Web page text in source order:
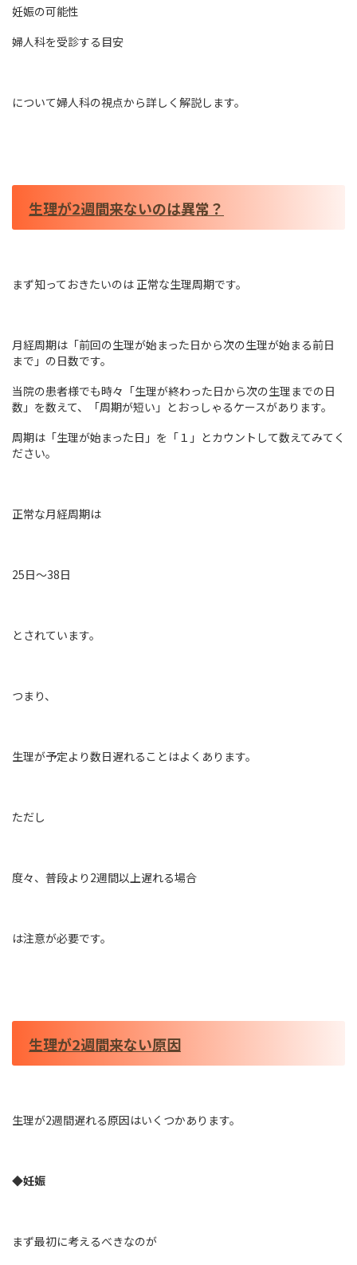
妊娠の可能性
婦人科を受診する目安
について婦人科の視点から詳しく解説します。
生理が2週間来ないのは異常？
まず知っておきたいのは 正常な生理周期です。
月経周期は「前回の生理が始まった日から次の生理が始まる前日
まで」の日数です。
当院の患者様でも時々「生理が終わった日から次の生理までの日
数」を数えて、「周期が短い」とおっしゃるケースがあります。
周期は「生理が始まった日」を「１」とカウントして数えてみてく
ださい。
正常な月経周期は
25日〜38日
とされています。
つまり、
生理が予定より数日遅れることはよくあります。
ただし
度々、普段より2週間以上遅れる場合
は注意が必要です。
生理が2週間来ない原因
生理が2週間遅れる原因はいくつかあります。
◆妊娠
まず最初に考えるべきなのが